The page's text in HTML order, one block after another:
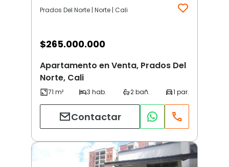
Prados Del Norte | Norte | Cali
$265.000.000
Apartamento en Venta, Prados Del
Norte, Cali
Contactar